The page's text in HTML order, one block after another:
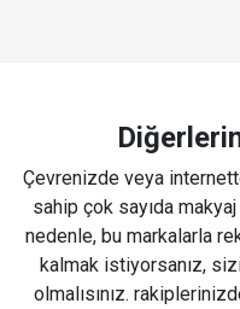
Çevrenizde veya
sahip çok sayıda
nedenle, bu markalarla
kalmak istiyorsanız,
olmalısınız.